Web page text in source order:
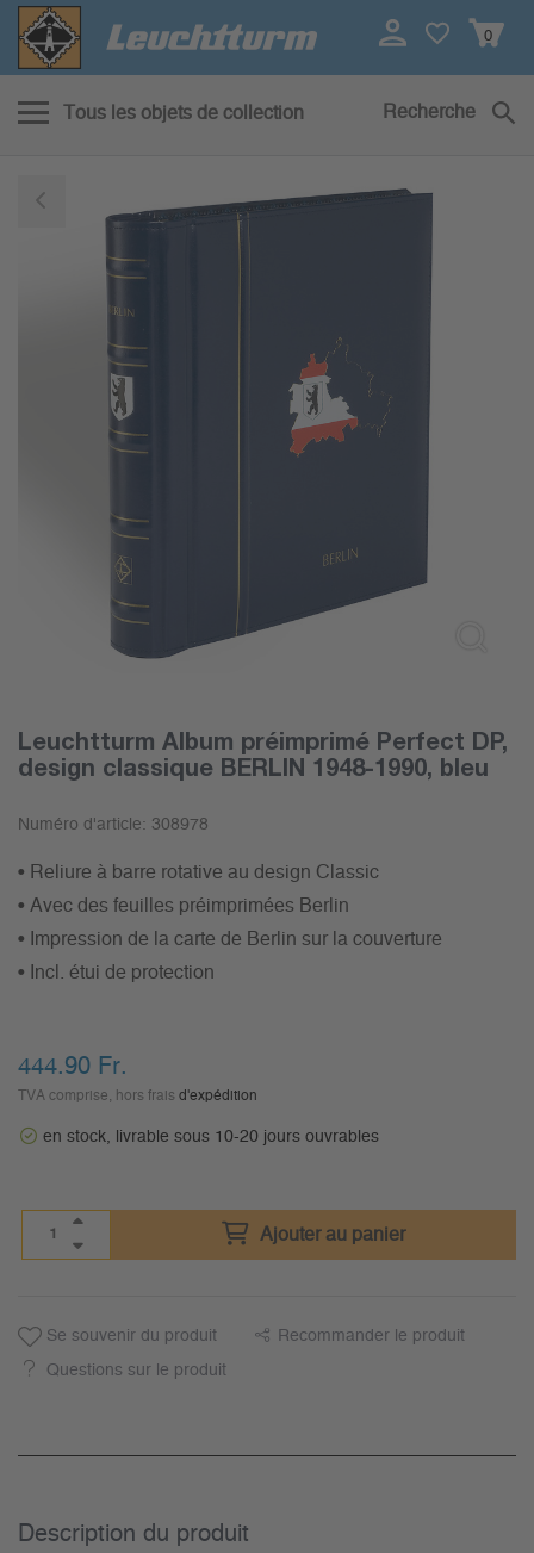
0
Tous les objets de collection Recherche
Leuchtturm Album préimprimé Perfect DP,
design classique BERLIN 1948-1990, bleu
Numéro d'article: 308978
• Reliure à barre rotative au design Classic
• Avec des feuilles préimprimées Berlin
• Impression de la carte de Berlin sur la couverture
• Incl. étui de protection
444.90 Fr.
TVA comprise, hors frais d'expédition
en stock, livrable sous 10-20 jours ouvrables
Ajouter au panier
Se souvenir du produit Recommander le produit
Questions sur le produit
Description du­ produit